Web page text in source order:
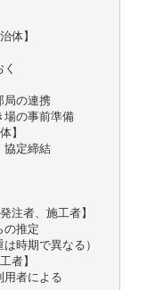
体】
局の連携
場の事前準備
】
協定締結
注者、施工者】
の推定
時期で異なる）
者】
用者による